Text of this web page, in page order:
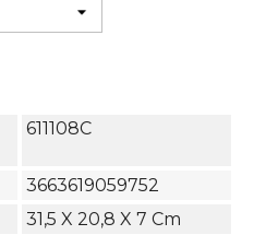
611108C
3663619059752
31,5 X 20,8 X 7 Cm